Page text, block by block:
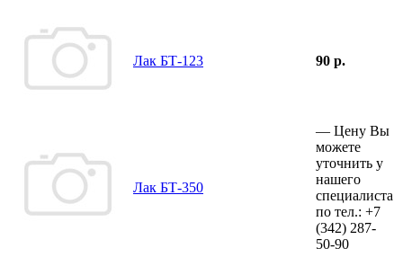
Лак БТ-123 90 р.
Лак БТ-350
— Цену Вы
можете
уточнить у
нашего
специалиста
по тел.: +7
(342) 287-
50-90